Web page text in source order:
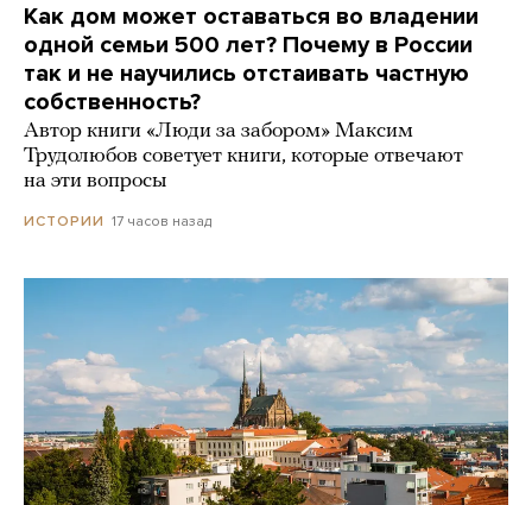
Как дом может оставаться во владении
одной семьи 500 лет? Почему в России
так и не научились отстаивать частную
собственность?
Автор книги «Люди за забором» Максим
Трудолюбов советует книги, которые отвечают
на эти вопросы
ИСТОРИИ 17 часов назад